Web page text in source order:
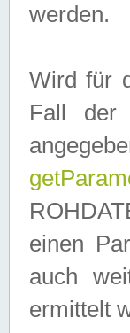
werden.
Wird für
Fall der
einen
auch
ermittelt